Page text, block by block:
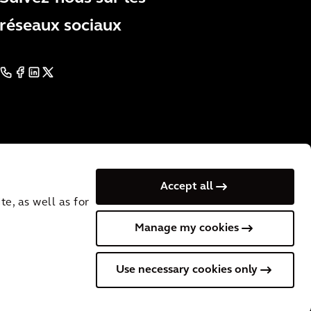
as well as for
Accept all
Manage my cookies
Use necessary cookies only
réseaux sociaux
CookiesTerms of UsePrivacy